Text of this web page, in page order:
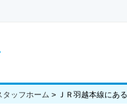
タッフホーム > ＪＲ羽越本線にあ